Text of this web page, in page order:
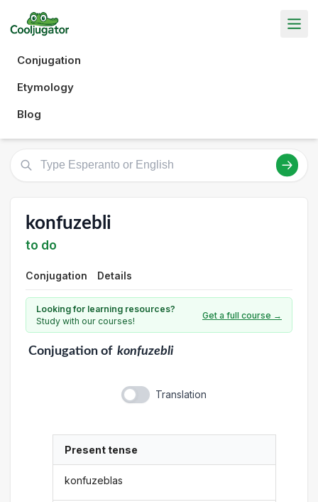
Conjugation
Etymology
Blog
konfuzebli
to do
Conjugation Details
Looking for learning resources?
Study with our courses!
Get a full course →
Conjugationof konfuzebli
Translation
Present tense
konfuzeblas